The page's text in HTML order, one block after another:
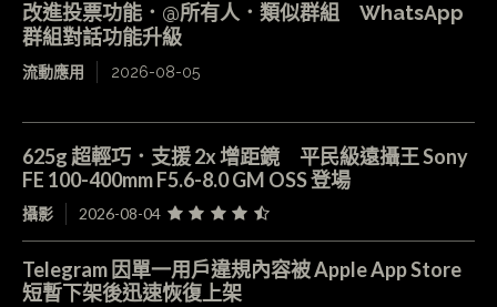
改進投票功能．@所有人．類似群組 WhatsApp
群組對話功能升級
流動應用 2026-08-05
625g 超輕巧．支援 2x 增距鏡 平民級遠攝王 Sony
FE 100-400mm F5.6-8.0 GM OSS 登場
攝影 2026-08-04
Telegram 因單一用戶違規內容被 Apple App Store
短暫下架後迅速恢復上架